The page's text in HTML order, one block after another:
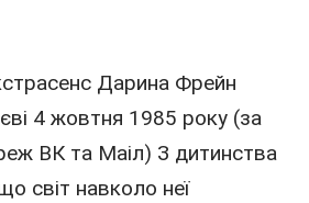
Дарина Фрейн
4 жовтня 1985 року (за
ВКта Маіл) З дитинства
світ навколо неї